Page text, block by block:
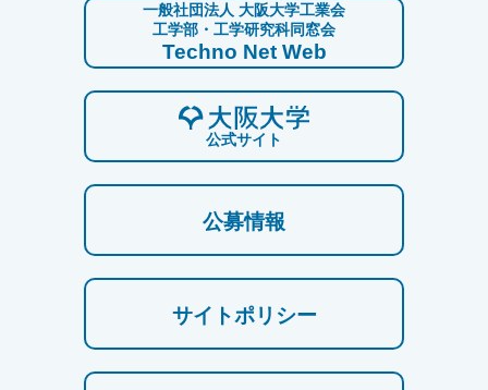
一般社団法人 大阪大学工業会
工学部・工学研究科同窓会
Techno Net Web
公式サイト
公募情報
サイトポリシー